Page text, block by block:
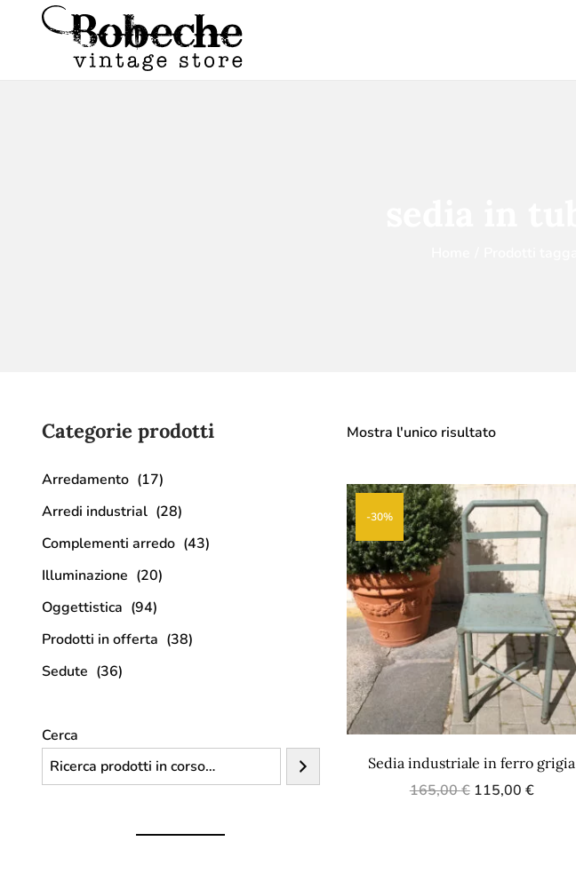
Mostra l'unico risultato
-30%
Sedia industriale in ferro grigia
165,00€ 115,00 €
Categorie prodotti
Arredamento (17)
Arredi industrial (28)
Complementi arredo (43)
Illuminazione (20)
Oggettistica (94)
Prodotti in offerta (38)
Sedute (36)
Cerca